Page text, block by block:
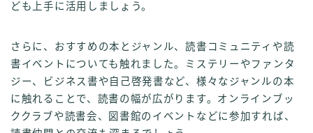
ども上手に活用しましょう。
さらに、おすすめの本とジャンル、読書コミュニティや読
書イベントについても触れました。ミステリーやファンタ
ジー、ビジネス書や自己啓発書など、様々なジャンルの本
に触れることで、読書の幅が広がります。オンラインブッ
ククラブや読書会、図書館のイベントなどに参加すれば、